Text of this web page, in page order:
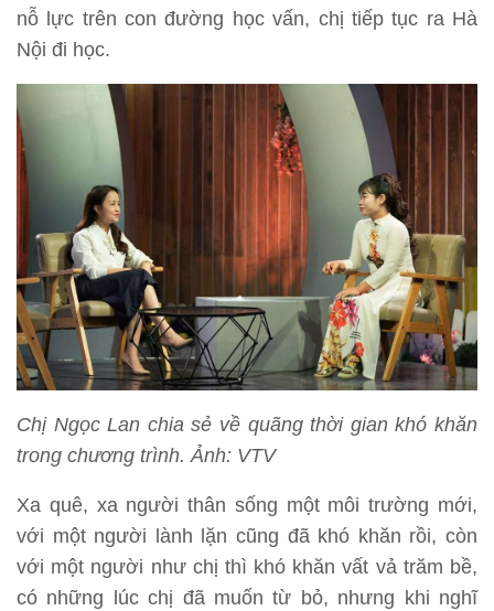
nỗ lực trên con đường học vấn, chị tiếp tục ra Hà
Nội đi học.
Chị Ngọc Lan chia sẻ về quãng thời gian khó khăn
trong chương trình. Ảnh: VTV
Xa quê, xa người thân sống một môi trường mới,
với một người lành lặn cũng đã khó khăn rồi, còn
với một người như chị thì khó khăn vất vả trăm bề,
có những lúc chị đã muốn từ bỏ, nhưng khi nghĩ